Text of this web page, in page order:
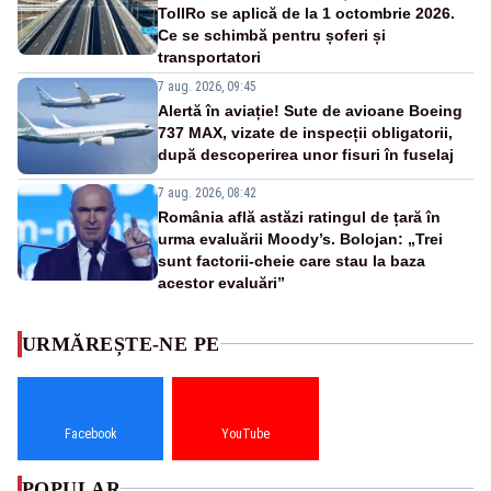
TollRo se aplică de la 1 octombrie 2026.
Ce se schimbă pentru șoferi și
transportatori
7 aug. 2026, 09:45
Alertă în aviație! Sute de avioane Boeing
737 MAX, vizate de inspecții obligatorii,
după descoperirea unor fisuri în fuselaj
7 aug. 2026, 08:42
România află astăzi ratingul de țară în
urma evaluării Moody’s. Bolojan: „Trei
sunt factorii-cheie care stau la baza
acestor evaluări”
URMĂREȘTE-NE PE
Facebook YouTube